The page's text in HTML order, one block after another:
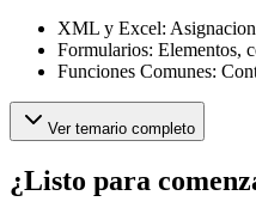
XML y Excel:
Formularios: Elementos,
Funciones Comunes:
Ver temario completo
¿Listo para